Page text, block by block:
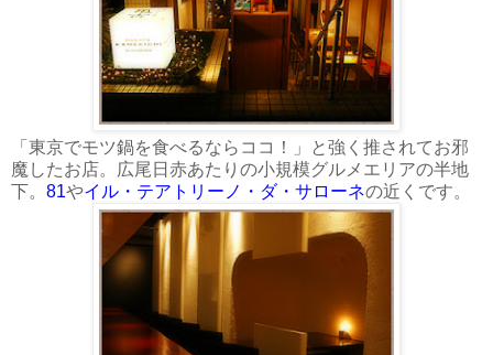
「東京でモツ鍋を食べるならココ！」と強く推されてお邪
魔したお店。広尾日赤あたりの小規模グルメエリアの半地
下。 81やイル・テアトリーノ・ダ・サローネの近くです。